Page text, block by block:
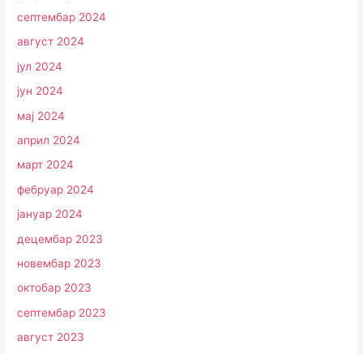
септембар 2024
август 2024
јул 2024
јун 2024
мај 2024
април 2024
март 2024
фебруар 2024
јануар 2024
децембар 2023
новембар 2023
октобар 2023
септембар 2023
август 2023